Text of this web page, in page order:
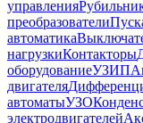
управления
преобразователи
автоматика
нагрузкиКонтакторы
оборудованиеУЗИП
двигателя
автоматыУЗО
электродвигателей